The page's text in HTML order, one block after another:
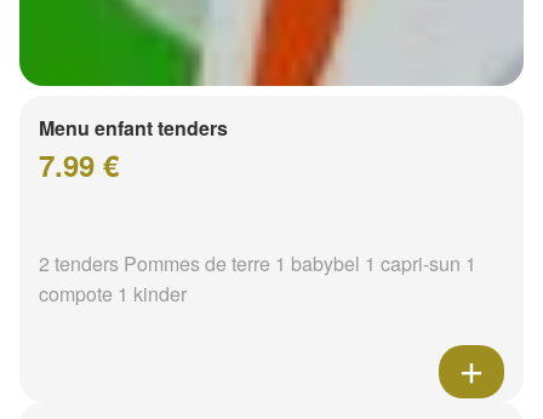
Menu enfant tenders
7.99 €
2 tenders Pommes de terre 1 babybel 1 capri-sun 1
compote 1 kinder